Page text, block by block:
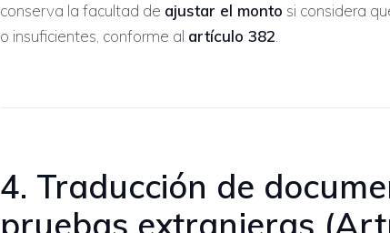
conserva la facultad de ajustar el monto si considera
o insuficientes, conforme al artículo 382
4. Traducción de
pruebas extranjeras